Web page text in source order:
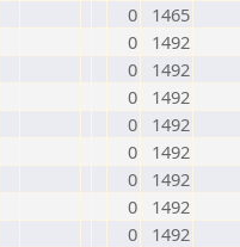
0
1465
0
1492
0
1492
0
1492
0
1492
0
1492
0
1492
0
1492
0
1492